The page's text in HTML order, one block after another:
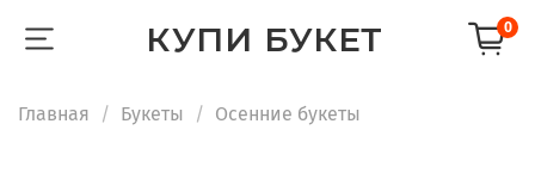
КУПИ БУКЕТ 0
Главная Букеты Осенние букеты